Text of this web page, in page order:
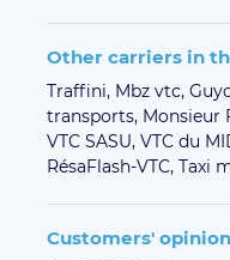
Other carriers in
Traffini, Mbz vtc,
transports, Monsieur
VTC SASU, VTC du
RésaFlash-VTC, Taxi
Customers' opinion